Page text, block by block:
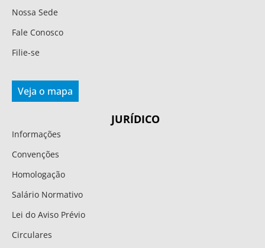
Nossa Sede
Fale Conosco
Filie-se
Veja o mapa
JURÍDICO
Informações
Convenções
Homologação
Salário Normativo
Lei do Aviso Prévio
Circulares